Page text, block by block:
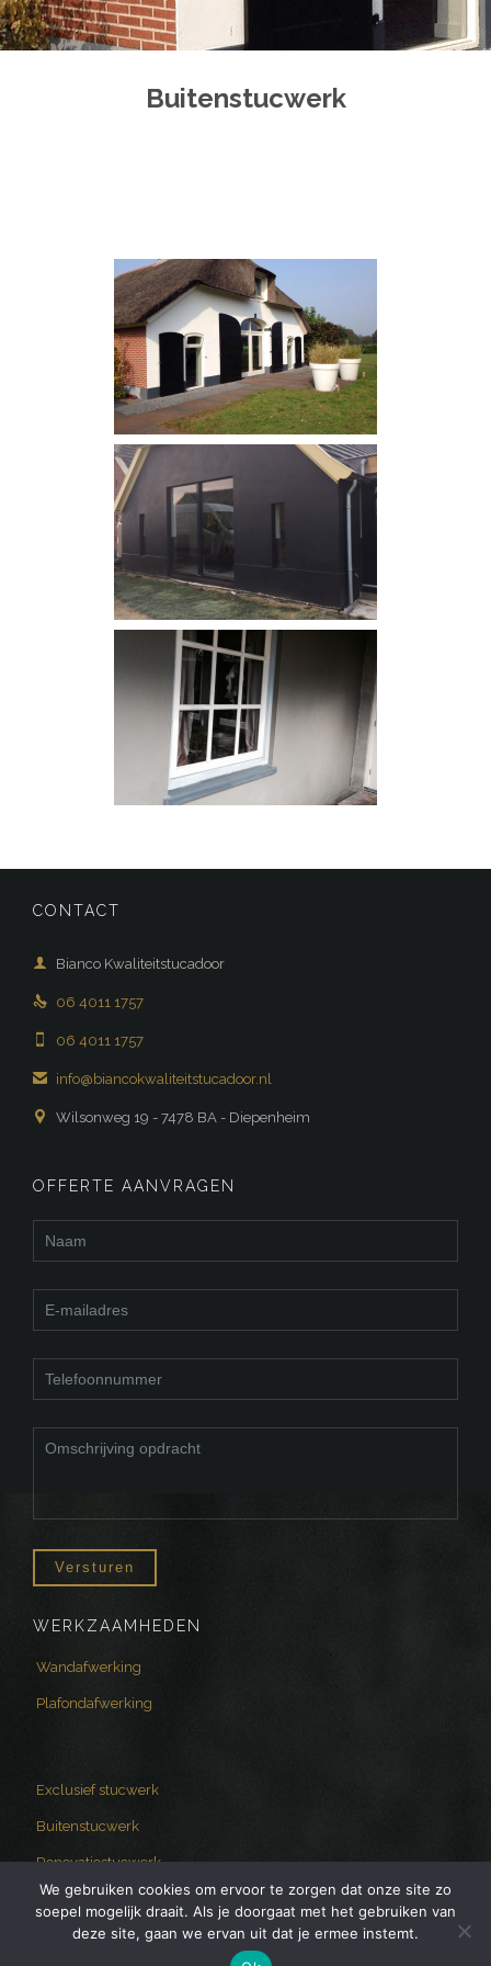
Buitenstucwerk
CONTACT
 Bianco Kwaliteitstucadoor
 06 4011 1757
06 4011 1757
 info@biancokwaliteitstucadoor.nl
 Wilsonweg 19 - 7478 BA - Diepenheim
OFFERTE AANVRAGEN
WERKZAAMHEDEN
Wandafwerking
Plafondafwerking
Exclusief stucwerk
Buitenstucwerk
Renovatiestucwerk
Copyright © 2024 Bianco Kwaliteitstucadoor
We gebruiken cookies om ervoor te zorgen dat onze site zo
soepel mogelijk draait. Als je doorgaat met het gebruiken van
deze site, gaan we ervan uit dat je ermee instemt.